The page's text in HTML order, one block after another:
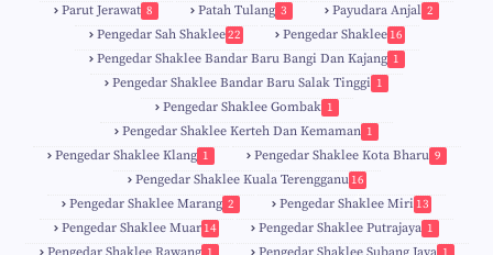
Parut Jerawat 8 Patah Tulang 3 Payudara Anjal 2
Pengedar Sah Shaklee22
9
Pengedar Shaklee 16
5
Pengedar Shaklee Bandar Baru Bangi Dan Kajang 1
Pengedar Shaklee Bandar Baru Salak Tinggi 1
Pengedar Shaklee Gombak 1
Pengedar Shaklee Kerteh Dan Kemaman 1
Pengedar Shaklee Klang 1 Pengedar Shaklee Kota Bharu 9
Pengedar Shaklee Kuala Terengganu 16
4
Pengedar Shaklee Marang 2 Pengedar Shaklee Miri 13
1
Pengedar Shaklee Muar 14
0
Pengedar Shaklee Putrajaya 1
Pengedar Shaklee Rawang Pengedar Shaklee Subang Jaya